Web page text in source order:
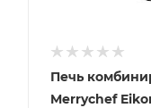
Печь
Merrychef